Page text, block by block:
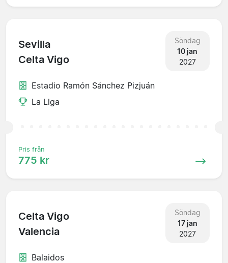
Sevilla
Celta Vigo
Söndag
10 jan
2027
Estadio Ramón Sánchez Pizjuán
La Liga
Pris från
775 kr
Celta Vigo
Valencia
Söndag
17 jan
2027
Balaidos